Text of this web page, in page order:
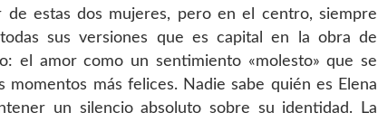
de estas dos mujeres, pero en el centro, siempre
sus versiones que es capital en la obra de
el amor como un sentimiento «molesto» que se
más felices. Nadie sabe quién es Elena
un silencio absoluto sobre su identidad. La